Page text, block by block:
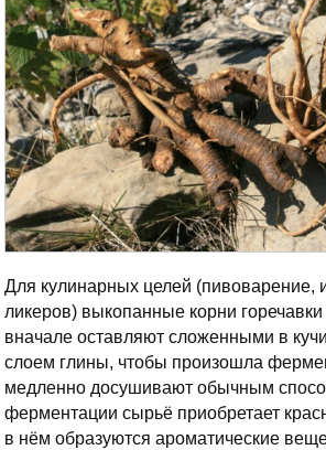
Для кулинарных целей (пивоварение,
ликеров) выкопанные корни
вначале оставляют сложенными в
слоем глины, чтобы произошла
медленно досушивают обычным
ферментации сырьё приобретает
в нём образуются ароматические